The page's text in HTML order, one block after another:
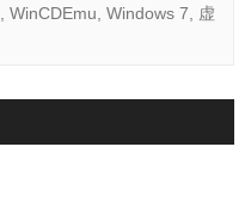
绿
WinCDEmu Windows 7
虚